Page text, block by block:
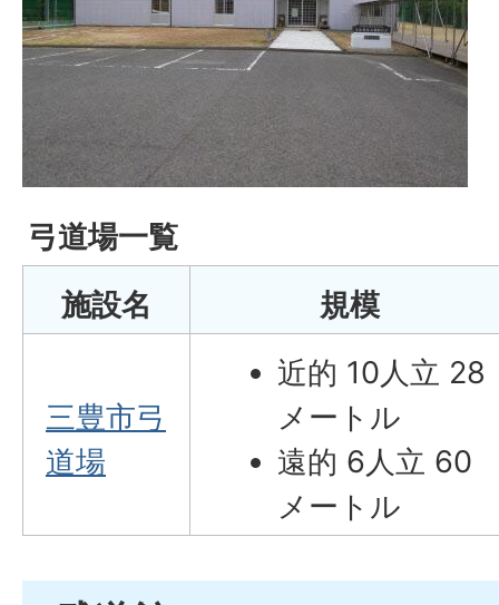
弓道場一覧
施設名
規模
三豊市弓
道場
近的 10人立 28
メートル
遠的 6人立 60
メートル